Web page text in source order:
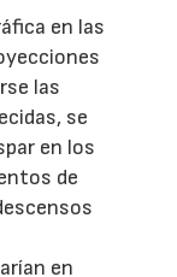
en las
las
se
en los
de
en